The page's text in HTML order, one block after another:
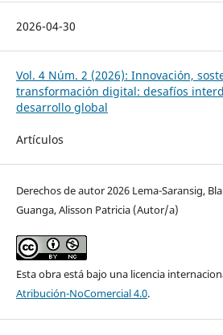
2026-04-30
Vol. 4 Núm. 2 (2026): Innovación,
transformación digital: desafíos
desarrollo global
Artículos
Derechos de autor 2026 Lema-Saransig,
Guanga, Alisson Patricia (Autor/a)
Esta obra está bajo una licencia
Atribución-NoComercial 4.0.